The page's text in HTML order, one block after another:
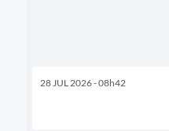
28 JUL 2026 - 08h42